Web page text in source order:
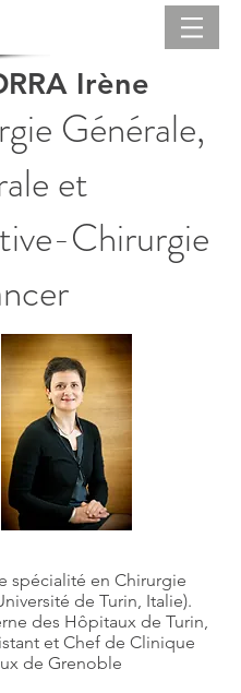
Irène
Générale,
et
Chirurgie
spécialité en Chirurgie
de Turin, Italie).
des Hôpitaux de Turin,
et Chef de Clinique
de Grenoble